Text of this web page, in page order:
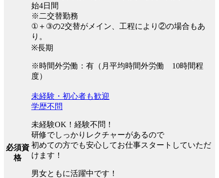
始4日間
※二交替勤務
①＋③の2交替がメイン、工程により②の場合もあ
り。
※長期
※時間外労働：有（月平均時間外労働 10時間程
度）
必須資
格
未経験・初心者も歓迎
学歴不問
未経験OK！経験不問！
研修でしっかりレクチャーがあるので
初めての方でも安心してお仕事スタートしていただ
けます！
男女ともに活躍中です！